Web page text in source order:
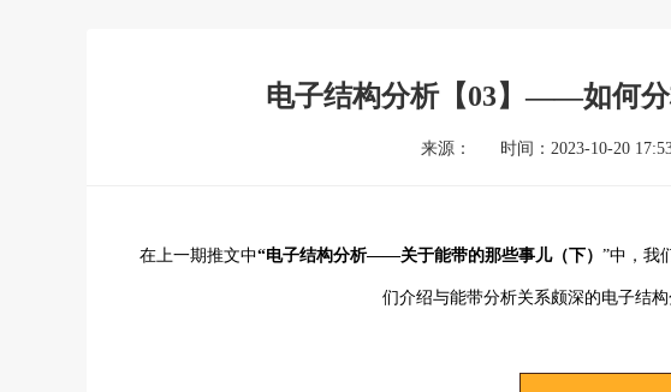
电子结构分析【03】——如何分
来源： 时间：2023-10-20
在上一期推文中“电子结构分析——关于能带的那些事儿（下） ”中 ，我
们介绍与能带分析关系颇深的电子结